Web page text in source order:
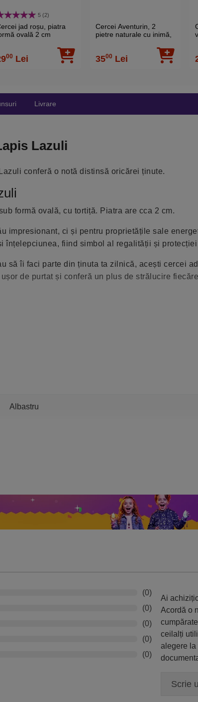
5 (2)
jad roșu, piatra
ovală 2 cm
00 Lei
Cercei Aventurin, 2
pietre naturale cu inimă,
3500 Lei
Livrare
Lazuli
conferă o notă distinsă oricărei ținute.
formă ovală, cu tortiță. Piatra are cca 2 cm.
impresionant, ci și pentru proprietățile sale
înțelepciunea, fiind simbol al regalității și
să îi faci parte din ținuta ta zilnică, acești cercei
de purtat și conferă un plus de strălucire
Albastru
(0)
(0)
(0)
(0)
(0)
Ai
Acordă o
ceilalți
alegere la
Scrie